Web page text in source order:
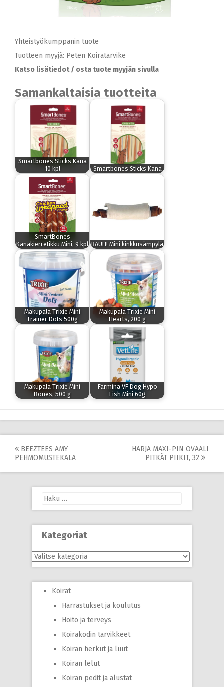
Yhteistyökumppanin tuote
Tuotteen myyjä: Peten Koiratarvike
Katso lisätiedot / osta tuote myyjän sivulla
Samankaltaisia tuotteita
Smartbones Sticks Kana
10 kpl
Smartbones Sticks Kana
SmartBones
Kanakierretikku Mini, 9 kpl RAUH! Mini kinkkusämpylä
Makupala Trixie Mini
Trainer Dots 500g
Makupala Trixie Mini
Hearts, 200 g
Makupala Trixie Mini
Bones, 500 g
Farmina VF Dog Hypo
Fish Mini 60g
Post
BEEZTEES AMY
PEHMOMUSTEKALA
HARJA MAXI-PIN OVAALI
PITKÄT PIIKIT, 32
Haku:
Kategoriat
Kategoriat
Koirat
Harrastukset ja koulutus
Hoito ja terveys
Koirakodin tarvikkeet
Koiran herkut ja luut
Koiran lelut
Koiran pedit ja alustat